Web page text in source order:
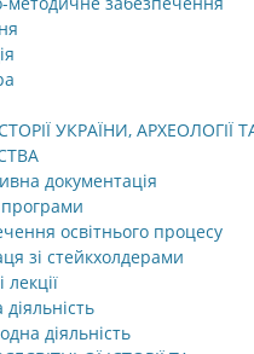
УКРАЇНИ, АРХЕОЛОГІЇ
документація
програми
освітнього процесу
зі стейкхолдерами
лекції
діяльність